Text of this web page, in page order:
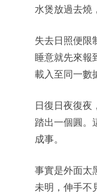
水煲放過去燒
失去日照便限
睡意就先來報
載入至同一數
日復日夜復夜
踏出一個圓。
成事。
事實是外面太
未明，伸手不